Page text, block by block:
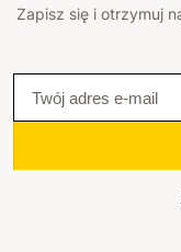
Zapisz się i otrzymuj